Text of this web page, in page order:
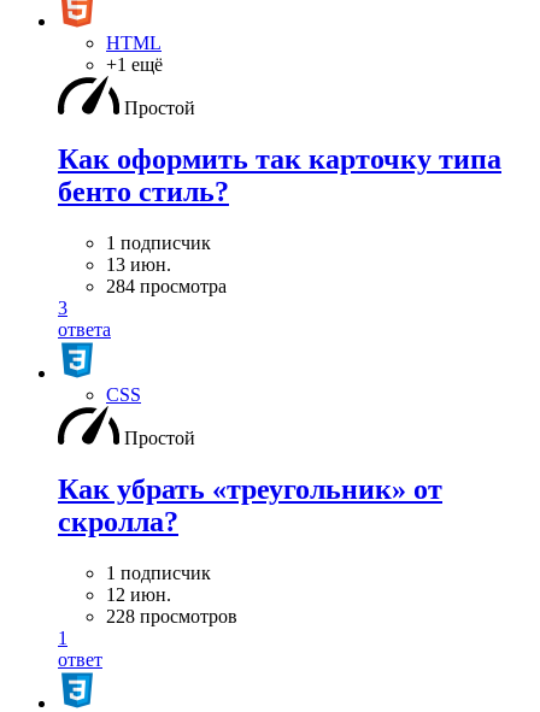
HTML
+1 ещё
Простой
Как оформить так карточку типа
бенто стиль?
1 подписчик
13 июн.
284 просмотра
3
ответа
CSS
Простой
Как убрать «треугольник» от
скролла?
1 подписчик
12 июн.
228 просмотров
1
ответ